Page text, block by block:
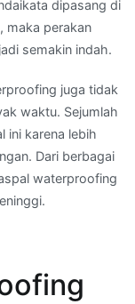
dipasang di
maka perakan
semakin indah.
juga tidak
waktu. Sejumlah
ini karena lebih
Dari berbagai
waterproofing